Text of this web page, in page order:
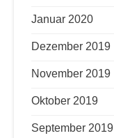
Januar 2020
Dezember 2019
November 2019
Oktober 2019
September 2019